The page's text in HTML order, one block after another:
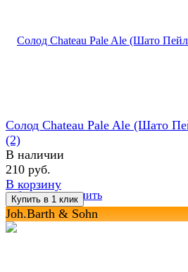
избранное сравнить
Солод Chateau Pale Ale (Шато
(2)
В наличии
210 руб.
В корзину
Joh.Barth & Sohn